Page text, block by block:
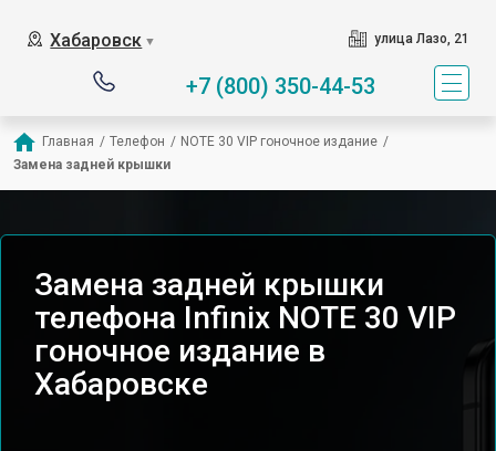
Хабаровск ▼ улица Лазо, 21
+7 (800) 350-44-53
Главная / Телефон / NOTE 30 VIP гоночное издание /
Замена задней крышки
Замена задней крышки
телефона Infinix NOTE 30 VIP
гоночное издание в
Хабаровске